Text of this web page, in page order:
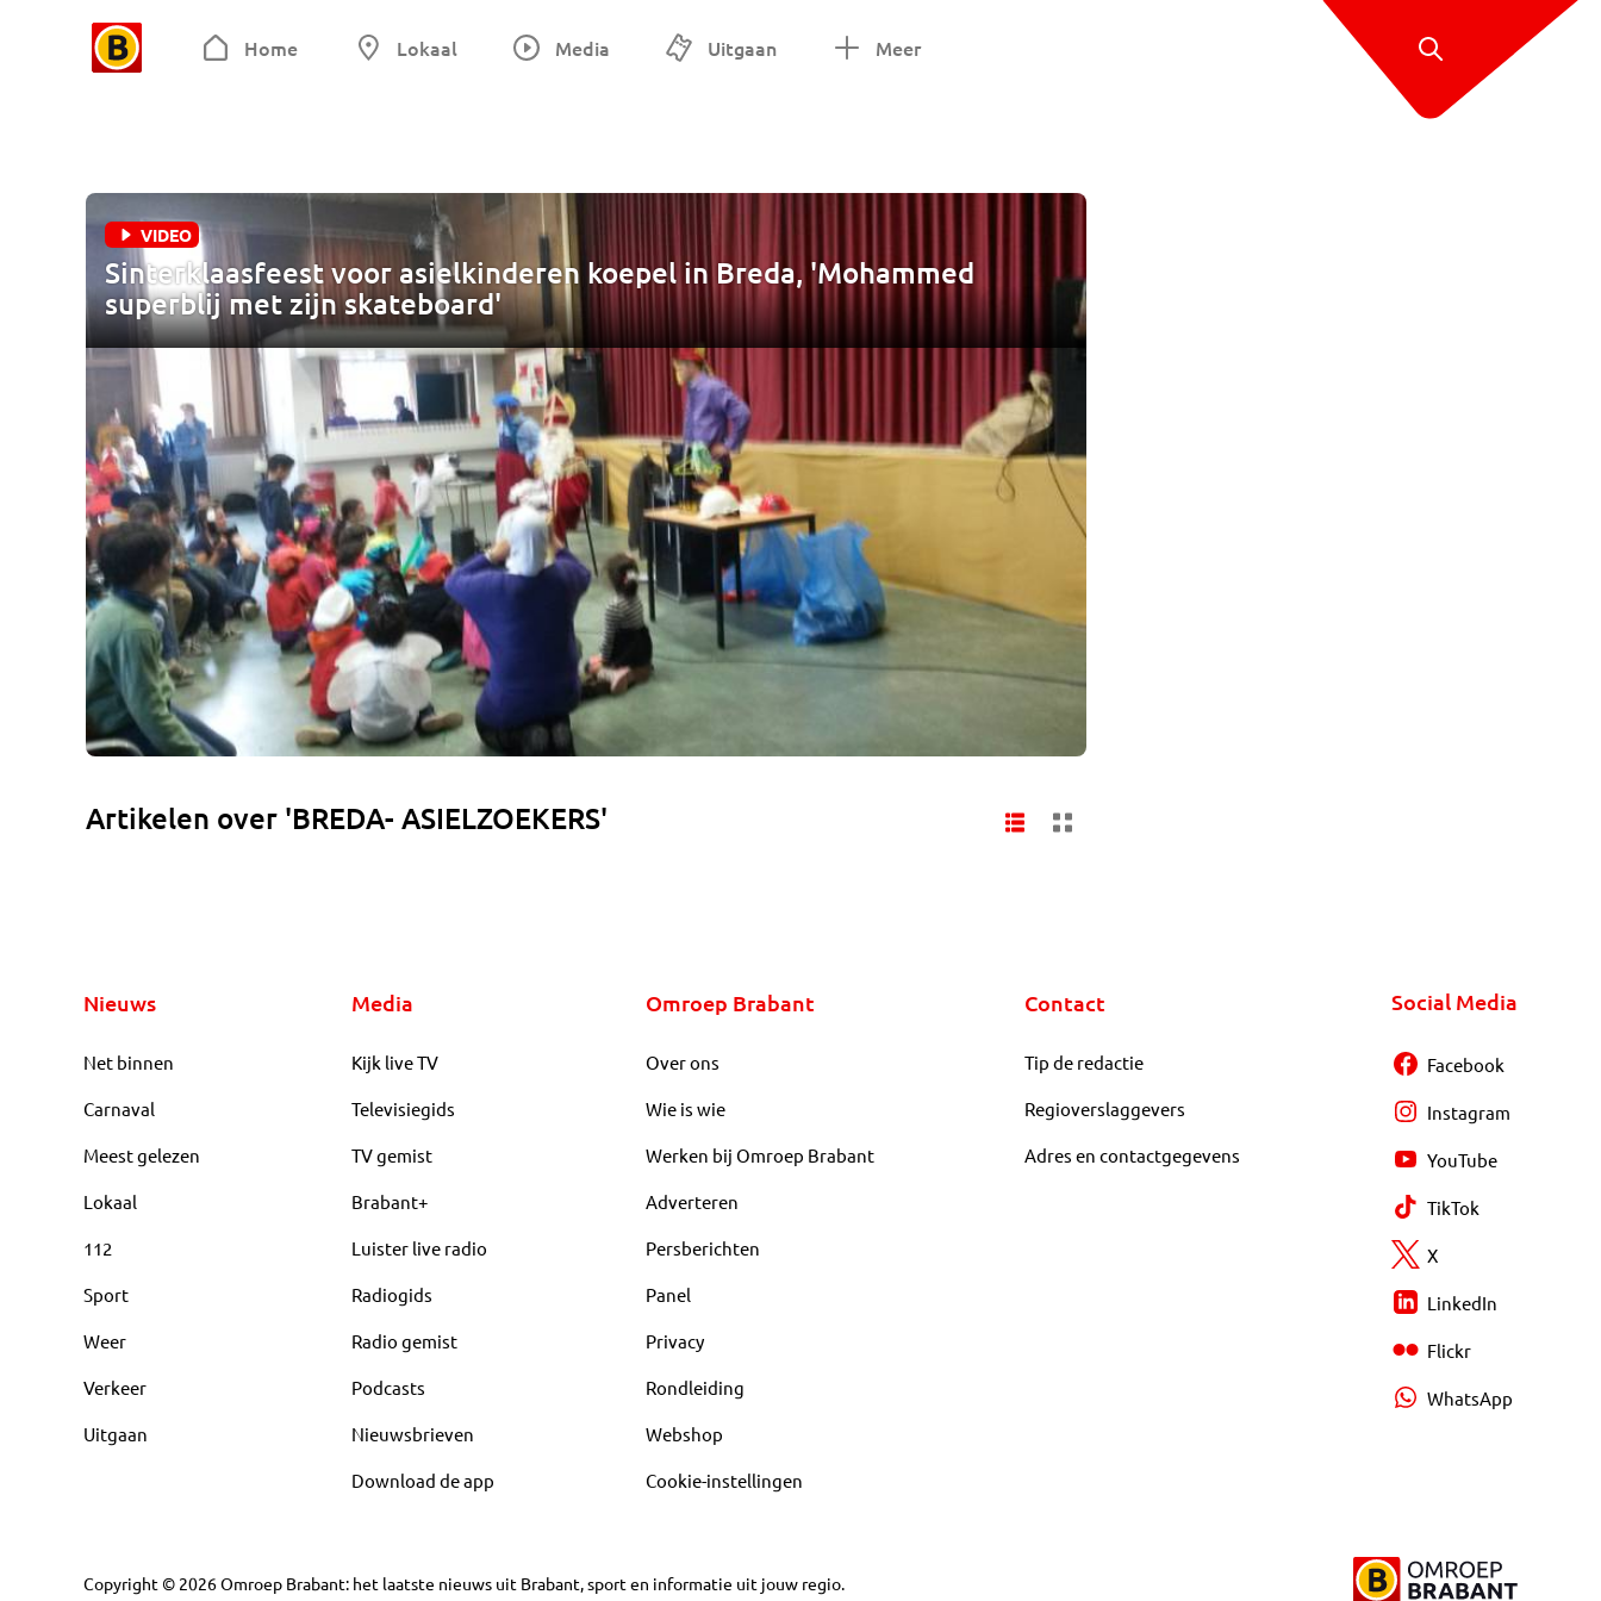
Home Lokaal Media Uitgaan Meer
VIDEO
Sinterklaasfeest voor asielkinderen koepel in Breda, 'Mohammed
superblij met zijn skateboard'
Artikelen over 'BREDA- ASIELZOEKERS'
Nieuws
Net binnen
Carnaval
Meest gelezen
Lokaal
112
Sport
Weer
Verkeer
Uitgaan
Media
Kijk live TV
Televisiegids
TV gemist
Brabant+
Luister live radio
Radiogids
Radio gemist
Podcasts
Nieuwsbrieven
Download de app
Omroep Brabant
Over ons
Wie is wie
Werken bij Omroep Brabant
Adverteren
Persberichten
Panel
Privacy
Rondleiding
Webshop
Cookie-instellingen
Contact
Tip de redactie
Regioverslaggevers
Adres en contactgegevens
Social Media
Facebook
Instagram
YouTube
TikTok
X
LinkedIn
Flickr
WhatsApp
Copyright © 2026Omroep Brabant: het laatste nieuws uit Brabant, sport en informatie uit jouw regio.